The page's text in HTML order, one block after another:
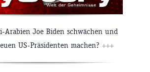
Arabien Joe Biden schwächen und
US-Präsidenten machen? +++